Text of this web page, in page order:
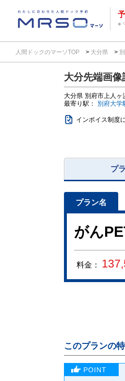
※「
人間ドックのマーソTOP 大分県
大分先端画
大分県 別府市上人ヶ
最寄り駅： 別府大学
インボイス制度
プ
がん
料金：
このプランの